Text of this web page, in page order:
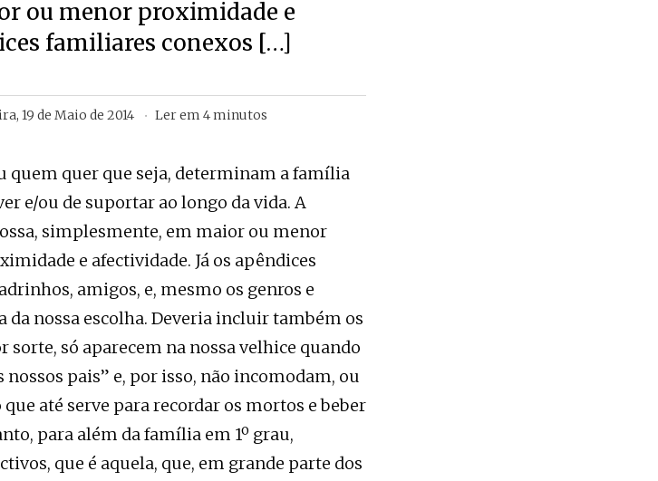
ou menor proximidade e
familiares conexos […]
19 de Maio de 2014 Ler em 4minutos
quem quer que seja, determinam a família
e/ou de suportar ao longo da vida. A
simplesmente, em maior ou menor
e afectividade. Já os apêndices
amigos, e, mesmo os genros e
da nossa escolha. Deveria incluir também os
sorte, só aparecem na nossa velhice quando
pais” e, por isso, não incomodam, ou
até serve para recordar os mortos e beber
para além da família em 1º grau,
que é aquela, que, em grande parte dos